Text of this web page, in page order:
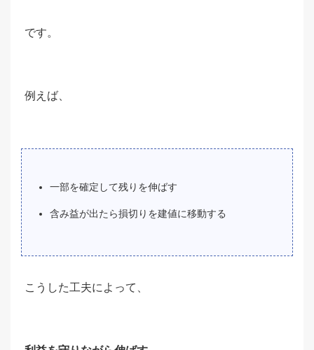
です。
例えば、
一部を確定して残りを伸ばす
含み益が出たら損切りを建値に移動する
こうした工夫によって、